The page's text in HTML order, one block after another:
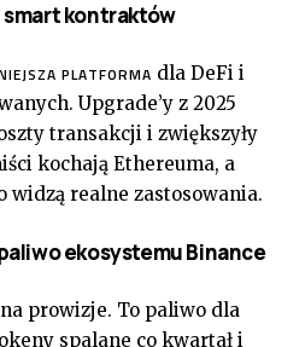
smart kontraktów
PLATFORMA dla DeFi i
Upgrade’y z 2025
transakcji i zwiększyły
kochają Ethereuma, a
widzą realne zastosowania.
ekosystemu Binance
prowizje. To paliwo dla
spalane co kwartał i